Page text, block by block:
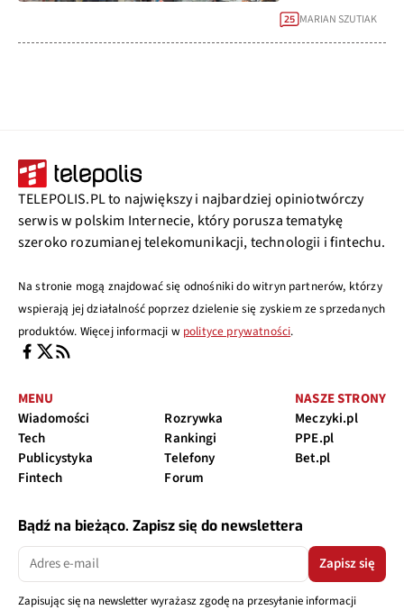
25 MARIAN SZUTIAK
TELEPOLIS.PL to największy i najbardziej opiniotwórczy
serwis w polskim Internecie, który porusza tematykę
szeroko rozumianej telekomunikacji, technologii i fintechu.
Na stronie mogą znajdować się odnośniki do witryn partnerów, którzy
wspierają jej działalność poprzez dzielenie się zyskiem ze sprzedanych
produktów. Więcej informacji w polityce prywatności.
MENU
Wiadomości
Tech
Publicystyka
Fintech
Rozrywka
Rankingi
Telefony
Forum
NASZE STRONY
Meczyki.pl
PPE.pl
Bet.pl
Bądź na bieżąco. Zapisz się do newslettera
Zapisz się
Zapisując się na newsletter wyrażasz zgodę na przesyłanie informacji